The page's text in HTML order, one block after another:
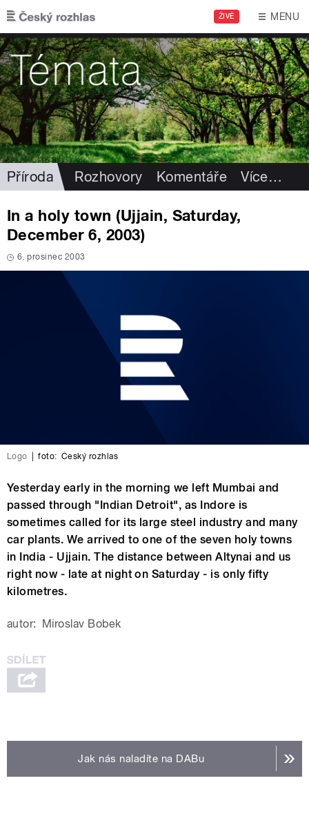
Přejít k hlavnímu obsahu
ŽIVĚ MENU
Příroda Rozhovory Komentáře Více…
In a holy town (Ujjain, Saturday,
December 6, 2003)
6. prosinec 2003
Logo foto: Český rozhlas
Yesterday early in the morning we left Mumbai and
passed through "Indian Detroit", as Indore is
sometimes called for its large steel industry and many
car plants. We arrived to one of the seven holy towns
in India - Ujjain. The distance between Altynai and us
right now - late at night on Saturday - is only fifty
kilometres.
autor: Miroslav Bobek
Jak nás naladíte na DABu